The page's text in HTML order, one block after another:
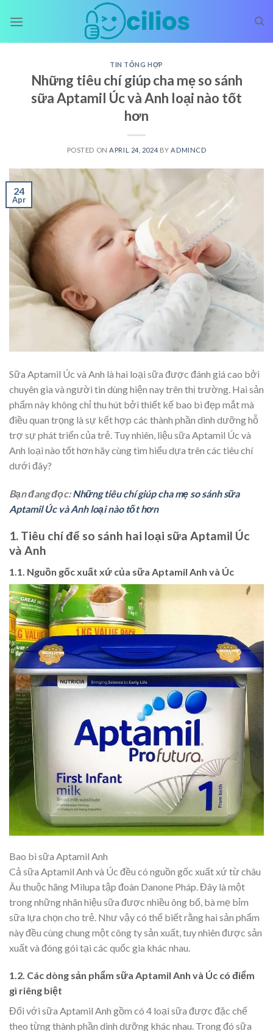
TIN TỔNG HỢP
Những tiêu chí giúp cha mẹ so sánh
sữa Aptamil Úc và Anh loại nào tốt
hơn
POSTED ON APRIL 24, 2024 BY ADMINCD
24
Apr
Sữa Aptamil Úc và Anh là hai loại sữa được đánh giá cao bởi
chuyên gia và người tin dùng hiện nay trên thị trường. Hai sản
phẩm này không chỉ thu hút bởi thiết kế bao bì đẹp mắt mà
điều quan trọng là sự kết hợp các thành phần dinh dưỡng hỗ
trợ sự phát triển của trẻ. Tuy nhiên, liệu sữa Aptamil Úc và
Anh loại nào tốt hơn hãy cùng tìm hiểu dựa trên các tiêu chí
dưới đây?
Bạn đang đọc:Những tiêu chí giúp cha mẹ so sánh sữa
Aptamil Úc và Anh loại nào tốt hơn
1. Tiêu chí để so sánh hai loại sữa Aptamil Úc
và Anh
1.1. Nguồn gốc xuất xứ của sữa Aptamil Anh và Úc
Bao bì sữa Aptamil Anh
Cả sữa Aptamil Anh và Úc đều có nguồn gốc xuất xứ từ châu
Âu thuộc hãng Milupa tập đoàn Danone Pháp. Đây là một
trong những nhãn hiệu sữa được nhiều ông bố, bà mẹ bỉm
sữa lựa chọn cho trẻ. Như vậy có thể biết rằng hai sản phẩm
này đều cùng chung một công ty sản xuất, tuy nhiên được sản
xuất và đóng gói tại các quốc gia khác nhau.
1.2. Các dòng sản phẩm sữa Aptamil Anh và Úc có điểm
gì riêng biệt
Đối với sữa Aptamil Anh gồm có 4 loại sữa được đặc chế
theo từng thành phần dinh dưỡng khác nhau. Trong đó sữa